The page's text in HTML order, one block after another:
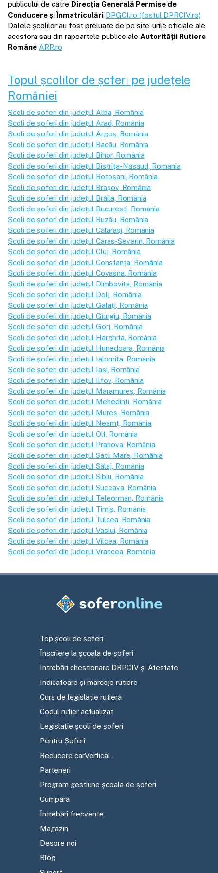
publicului de către Direcția Generală Permise de
Conducere și Înmatriculări DPGCI.ro (fostul DPRCIV.ro)
Datele școlilor au fost preluate de pe site-urile oficiale ale
acestora sau din rapoartele publice ale Autorității Rutiere
Române ARR.ro
Topul școlilor de șoferi pe județele
României
Școli de șoferi din județul Alba , România
Școli de șoferi din județul Arad , România
Școli de șoferi din județul Argeș , România
Școli de șoferi din județul Bacău , România
Școli de șoferi din județul Bihor, România
Școli de șoferi din județul Bistrița-Năsăud , România
Școli de șoferi din județul Botoșani , România
Școli de șoferi din județul Brașov , România
Școli de șoferi din județul Brăila , România
Școli de șoferi din județul București , România
Școli de șoferi din județul Buzău , România
Școli de șoferi din județul Călărași , România
Școli de șoferi din județul Caraș-Severin , România
Școli de șoferi din județul Cluj , România
Școli de șoferi din județul Constanța , România
Școli de șoferi din județul Covasna , România
Școli de șoferi din județul Dîmbovița , România
Școli de șoferi din județul Dolj , România
Școli de șoferi din județul Galați , România
Școli de șoferi din județul Giurgiu , România
Școli de șoferi din județul Gorj , România
Școli de șoferi din județul Harghita , România
Școli de șoferi din județul Hunedoara , România
Școli de șoferi din județul Ialomița , România
Școli de șoferi din județul Iași , România
Școli de șoferi din județul Ilfov , România
Școli de șoferi din județul Maramureș , România
Școli de șoferi din județul Mehedinți , România
Școli de șoferi din județul Mureș , România
Școli de șoferi din județul Neamț , România
Școli de șoferi din județul Olt , România
Școli de șoferi din județul Prahova , România
Școli de șoferi din județul Satu Mare , România
Școli de șoferi din județul Sălaj , România
Școli de șoferi din județul Sibiu , România
Școli de șoferi din județul Suceava , România
Școli de șoferi din județul Teleorman , România
Școli de șoferi din județul Timiș , România
Școli de șoferi din județul Tulcea , România
Școli de șoferi din județul Vaslui , România
Școli de șoferi din județul Vîlcea , România
Școli de șoferi din județul Vrancea , România
Top școli de șoferi
Înscriere la școala de șoferi
Întrebări chestionare DRPCIV și Atestate
Indicatoare și marcaje rutiere
Curs de legislație rutieră
Codul rutier actualizat
Legislație școli de șoferi
Pentru Șoferi
Reducere carVertical
Parteneri
Program gestiune școala de șoferi
Cumpără
Întrebări frecvente
Magazin
Despre noi
Blog